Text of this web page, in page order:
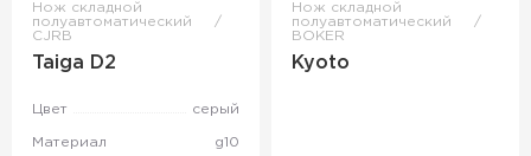
Нож складной
полуавтоматический
CJRB
Taiga D2
Цвет серый
Материал
g10
Нож складной
полуавтоматический
BOKER
Kyoto